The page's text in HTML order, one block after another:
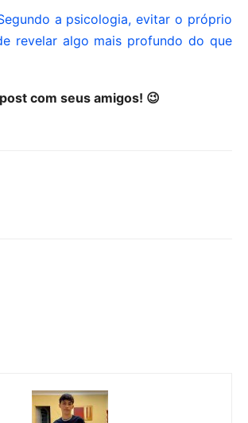
a psicologia, evitar o próprio
revelar algo mais profundo do que
com seus amigos! 😉